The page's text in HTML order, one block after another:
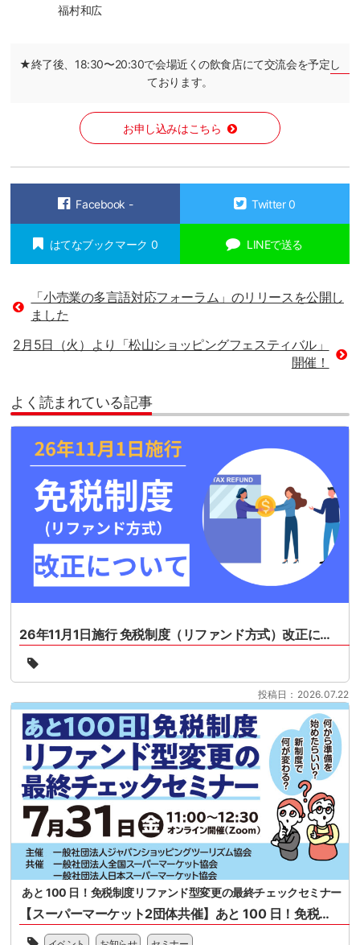
福村和広
★終了後、18:30〜20:30で会場近くの飲食店にて交流会を予定し
ております。
お申し込みはこちら
Facebook - Twitter 0
はてなブックマーク 0 LINEで送る
「小売業の多言語対応フォーラム」のリリースを公開し
ました
2月5日（火）より「松山ショッピングフェスティバル」
開催！
よく読まれている記事
26年11月1日施行 免税制度（リファンド方式）改正について
11
月
1
税
（リ
ン
ド
式）
投稿日：2026.07.22
あと 100 日！免税制度リファンド型変更の最終チェックセミナー
【スーパーマーケット2団体共催】あと 100 日！免税制度リファンド型変更の最終チェックセミナー